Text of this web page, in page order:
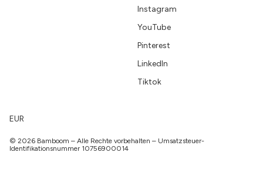
Instagram
YouTube
Pinterest
LinkedIn
Tiktok
EUR
© 2026 Bamboom – Alle Rechte vorbehalten – Umsatzsteuer-
Identifikationsnummer 10756900014